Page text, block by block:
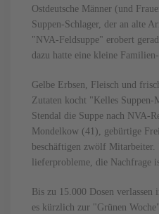
Ostdeutsche Männer (und
Suppen-Schlager, der an alte
"NVA-Feldsuppe" erobert
dazu hatte eine kleine
Gelbe Erbsen, Fleisch und
Zutaten kocht "Kelles
Stendal die Suppe nach NVA-
Mondelkow (41), gebürtige
beschäftigen zwölf Mitarbeiter.
lieferprobleme, die Nachfrage
Bis zu 15.000 Dosen
es kürzlich zur "Grünen